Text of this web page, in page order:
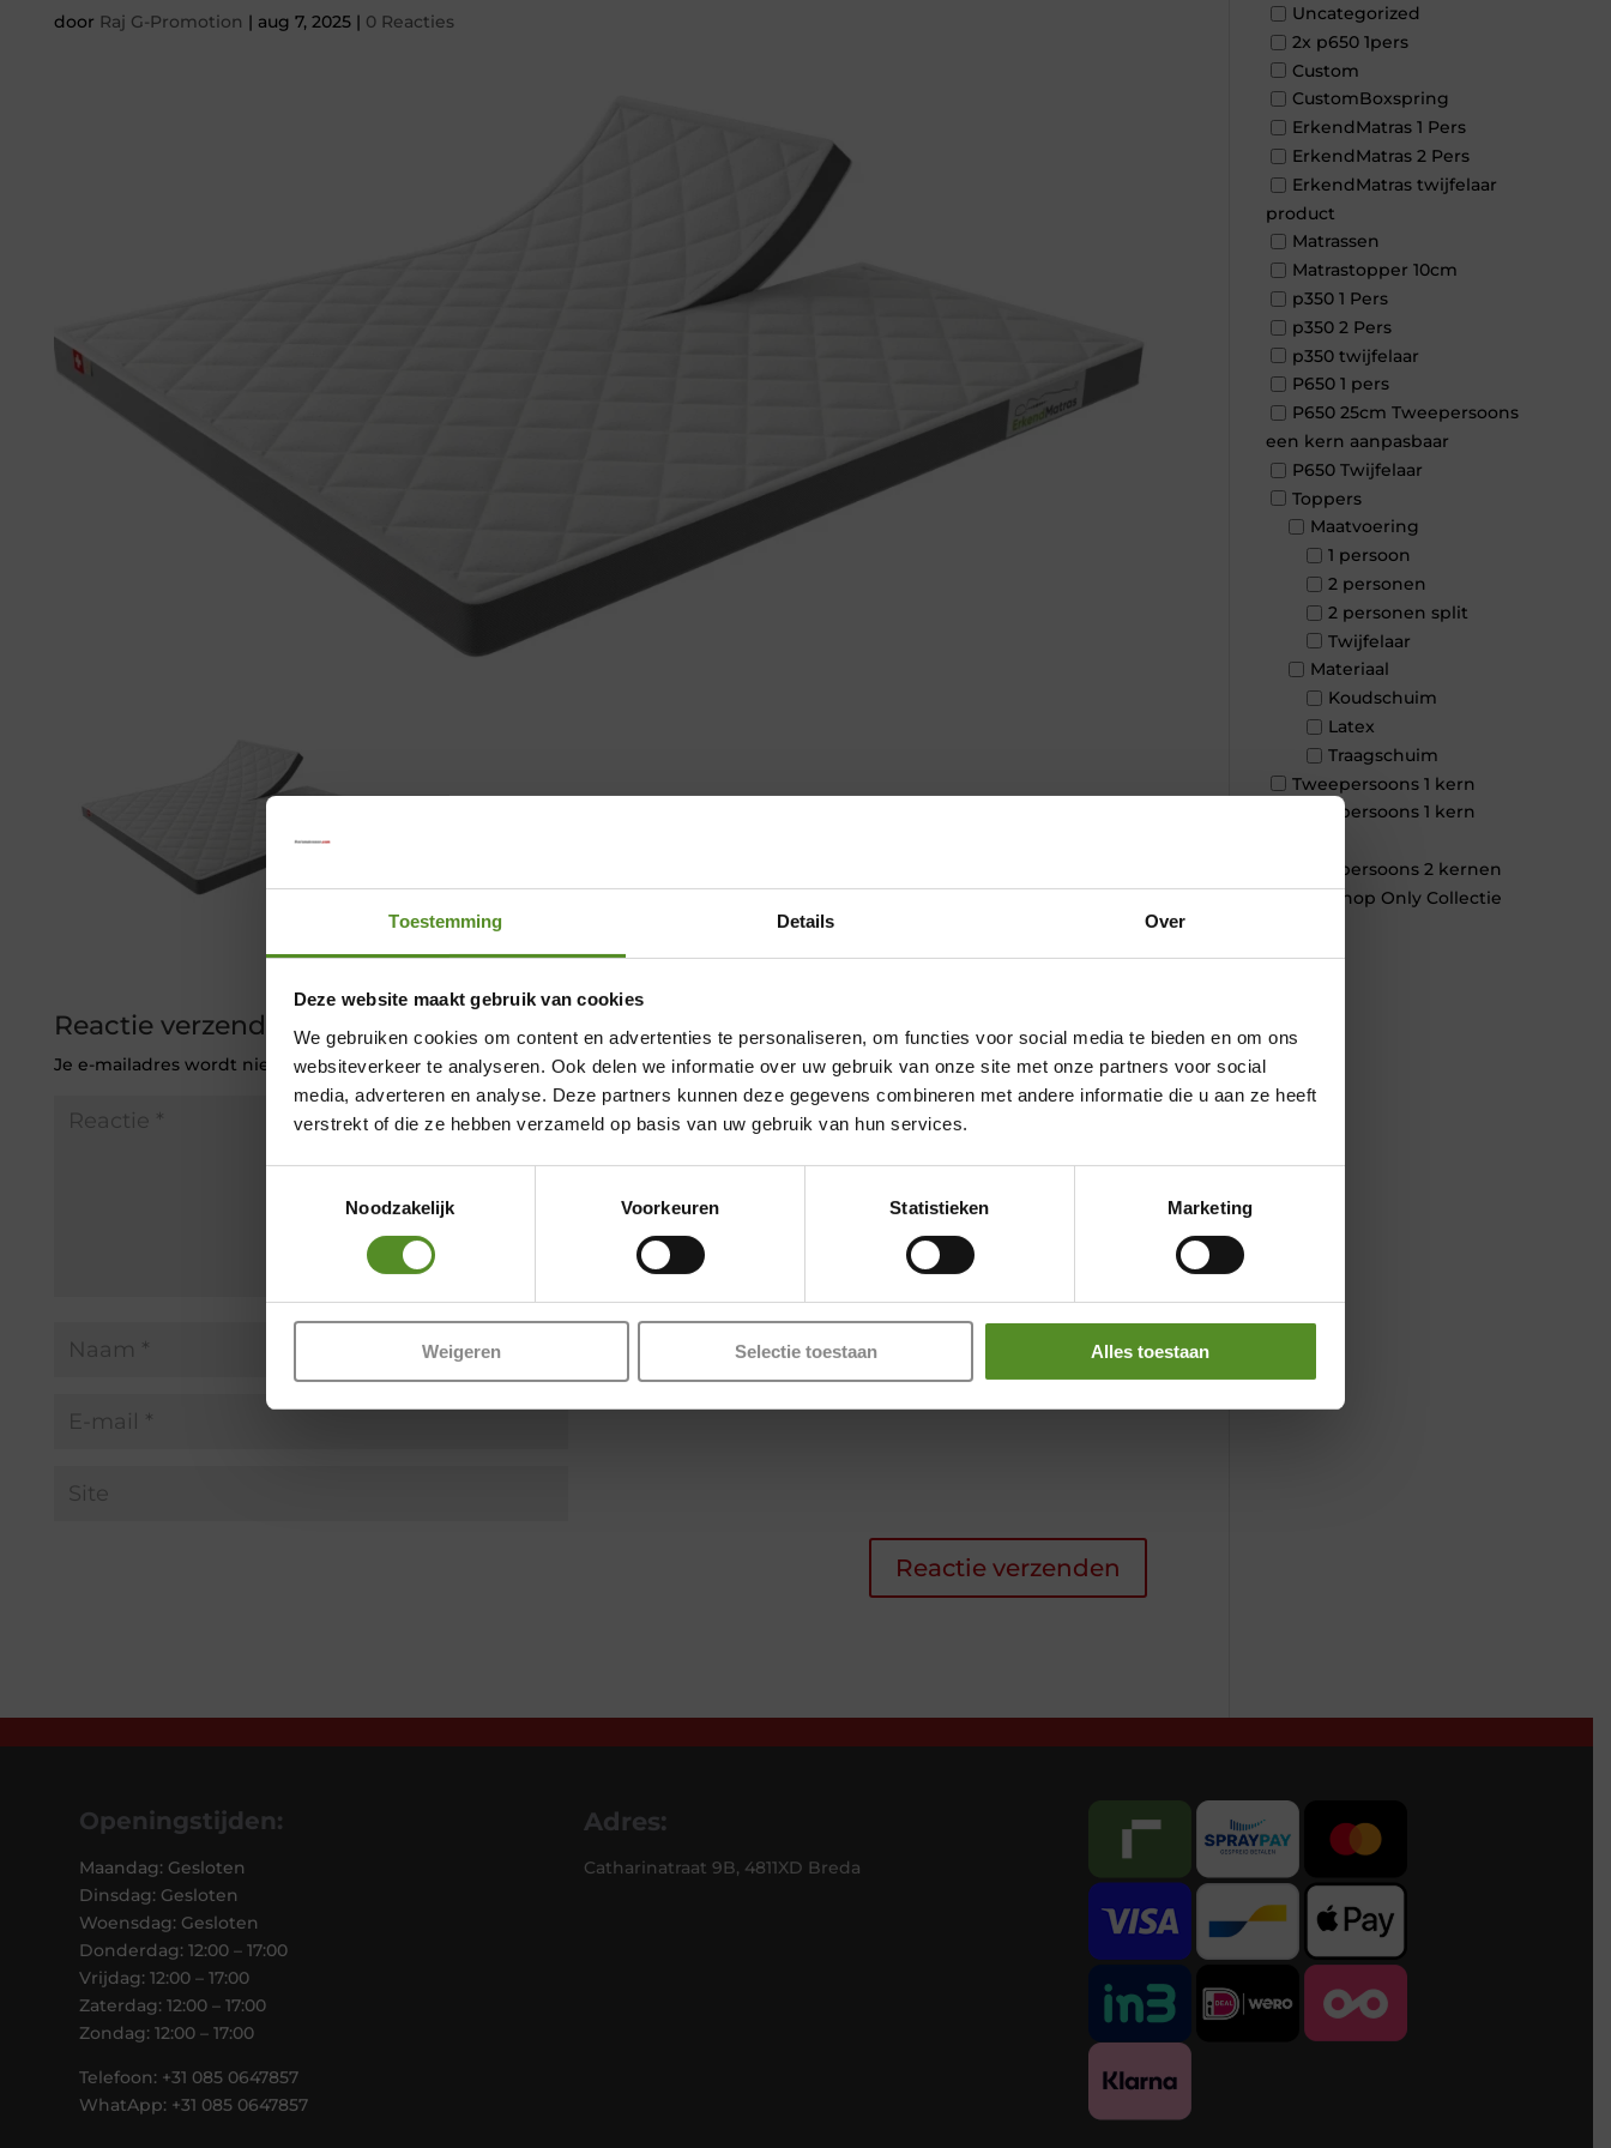
Toestemming Details Over
Deze website maakt gebruik van cookies
We gebruiken cookies om content en advertenties te personaliseren, om functies voor social media te bieden en om ons
websiteverkeer te analyseren. Ook delen we informatie over uw gebruik van onze site met onze partners voor social
media, adverteren en analyse. Deze partners kunnen deze gegevens combineren met andere informatie die u aan ze heeft
verstrekt of die ze hebben verzameld op basis van uw gebruik van hun services.
Noodzakelijk
Voorkeuren Statistieken Marketing
Weigeren Selectie toestaan Alles toestaan
door Raj G-Promotion | aug 7, 2025| 0 Reacties
Reactie verzenden
Je e-mailadres wordt niet gepubliceerd. Vereiste velden zijn gemarkeerd met*
Uncategorized
2x p650 1pers
Custom
CustomBoxspring
ErkendMatras 1 Pers
ErkendMatras 2 Pers
ErkendMatras twijfelaar
product
Matrassen
Matrastopper 10cm
p350 1 Pers
p350 2 Pers
p350 twijfelaar
P650 1 pers
P650 25cm Tweepersoons
een kern aanpasbaar
P650 Twijfelaar
Toppers
Maatvoering
1 persoon
2 personen
2 personen split
Twijfelaar
Materiaal
Koudschuim
Latex
Traagschuim
Tweepersoons 1 kern
Tweepersoons 1 kern
Tweepersoons 2 kernen
Webshop Only Collectie
Openingstijden:
Maandag: Gesloten
Dinsdag: Gesloten
Woensdag: Gesloten
Donderdag: 12:00 – 17:00
Vrijdag: 12:00 – 17:00
Zaterdag: 12:00 – 17:00
Zondag: 12:00 – 17:00
Telefoon: +31 085 0647857
WhatApp: +31 085 0647857
Adres:
Catharinatraat 9B, 4811XD Breda
Showroom Breda
Donderdag 12:00 – 17:00
Vrijdag 12:00 – 17:00
Zaterdag 12:00 – 17:00
Zondag 12:00 – 17:00